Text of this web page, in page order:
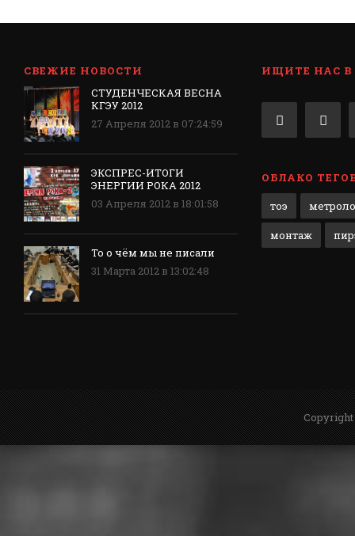
СВЕЖИЕ НОВОСТИ
СТУДЕНЧЕСКАЯ ВЕСНА
КГЭУ 2012
27 Апреля 2012 в 07:24:59
ЭКСПРЕС-ИТОГИ
ЭНЕРГИИ РОКА 2012
03 Апреля 2012 в 18:01:58
То о чём мы не писали
31 Марта 2012 в 13:02:48
ИЩИТЕ НАС В
ОБЛАКО
тоэ
монтаж